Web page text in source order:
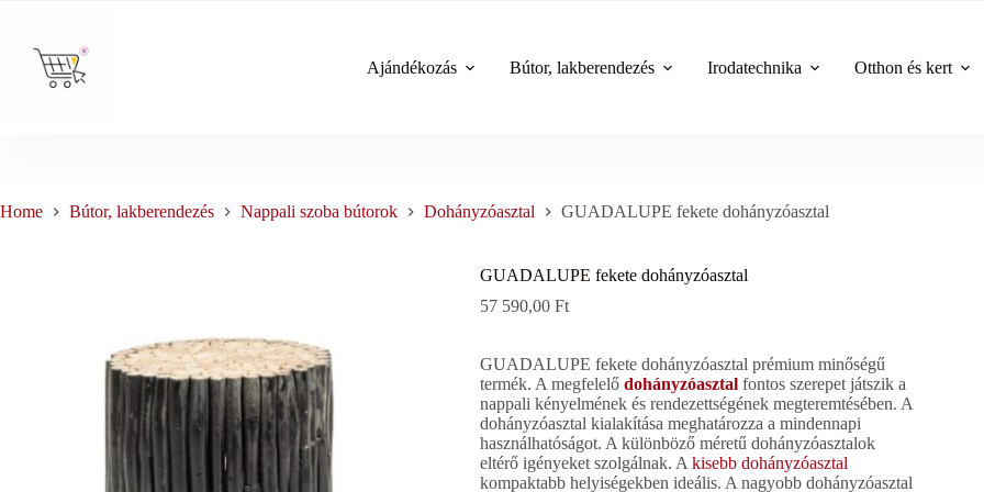
content
Ajándékozás
Bútor, lakberendezés Irodatechnika Otthon és kert
Home Bútor, lakberendezés Nappali szoba bútorok Dohányzóasztal GUADALUPE fekete dohányzóasztal
GUADALUPE fekete dohányzóasztal
57 590,00Ft
GUADALUPE fekete dohányzóasztal prémium minőségű
termék. A megfelelődohányzóasztal fontos szerepet játszik a
nappali kényelmének és rendezettségének megteremtésében. A
dohányzóasztal kialakítása meghatározza a mindennapi
használhatóságot. A különböző méretű dohányzóasztalok
eltérő igényeket szolgálnak. Akisebb dohányzóasztal
kompaktabb helyiségekben ideális. A nagyobb dohányzóasztal